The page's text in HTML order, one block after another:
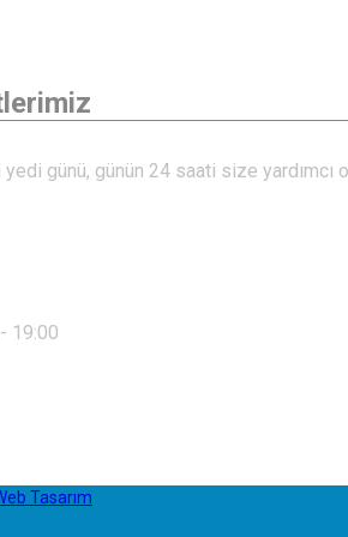
günü, günün 24 saati size yardımcı
19:00
Tasarım